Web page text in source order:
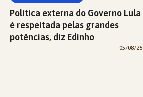
Política externa do Governo Lula
é respeitada pelas grandes
potências, diz Edinho
05/08/26